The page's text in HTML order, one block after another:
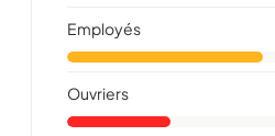
Employés
Ouvriers